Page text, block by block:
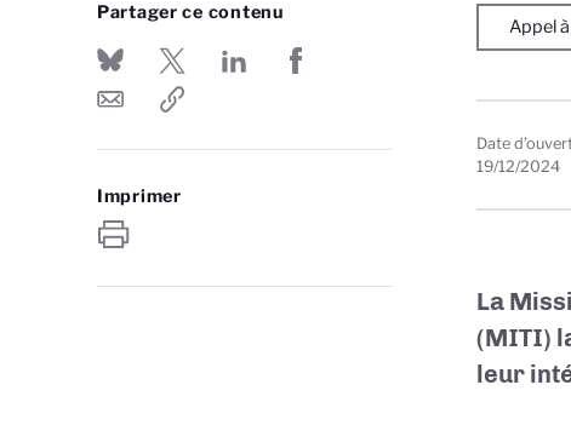
Partager ce contenu
Imprimer
Appel
Date
19/12/2024
La
(MITI)
leur